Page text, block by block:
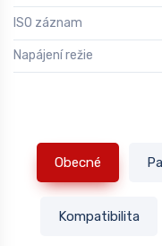
ISO záznam
Napájení režie
Obecné
Kompatibilita